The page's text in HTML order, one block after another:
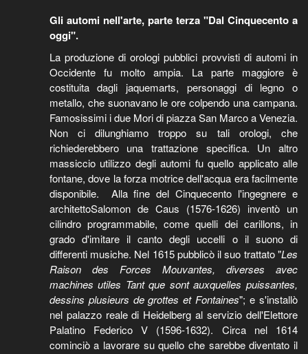
Gli automi nell'arte, parte terza "Dal Cinquecento a
oggi".
La produzione di orologi pubblici provvisti di automi in
Occidente fu molto ampia. La parte maggiore è
costituita dagli jaquemarts, personaggi di legno o
metallo, che suonavano le ore colpendo una campana.
Famosissimi i due Mori di piazza San Marco a Venezia.
Non ci dilunghiamo troppo su tali orologi, che
richiederebbero una trattazione specifica. Un altro
massiccio utilizzo degli automi fu quello applicato alle
fontane, dove la forza motrice dell'acqua era facilmente
disponibile. Alla fine del Cinquecento l'ingegnere e
architettoSalomon de Caus (1576-1626) inventò un
cilindro programmabile, come quelli dei carillons, in
grado d'imitare il canto degli uccelli o il suono di
differenti musiche. Nel 1615 pubblicò il suo trattato "Les
Raison des Forces Mouvantes, diverses avec
machines utiles Tant que sont auxquelles puissantes,
dessins plusieurs de grottes et Fontaines"; e s'installò
nel palazzo reale di Heidelberg al servizio dell'Elettore
Palatino Federico V (1596-1632). Circa nel 1614
cominciò a lavorare su quello che sarebbe diventato il